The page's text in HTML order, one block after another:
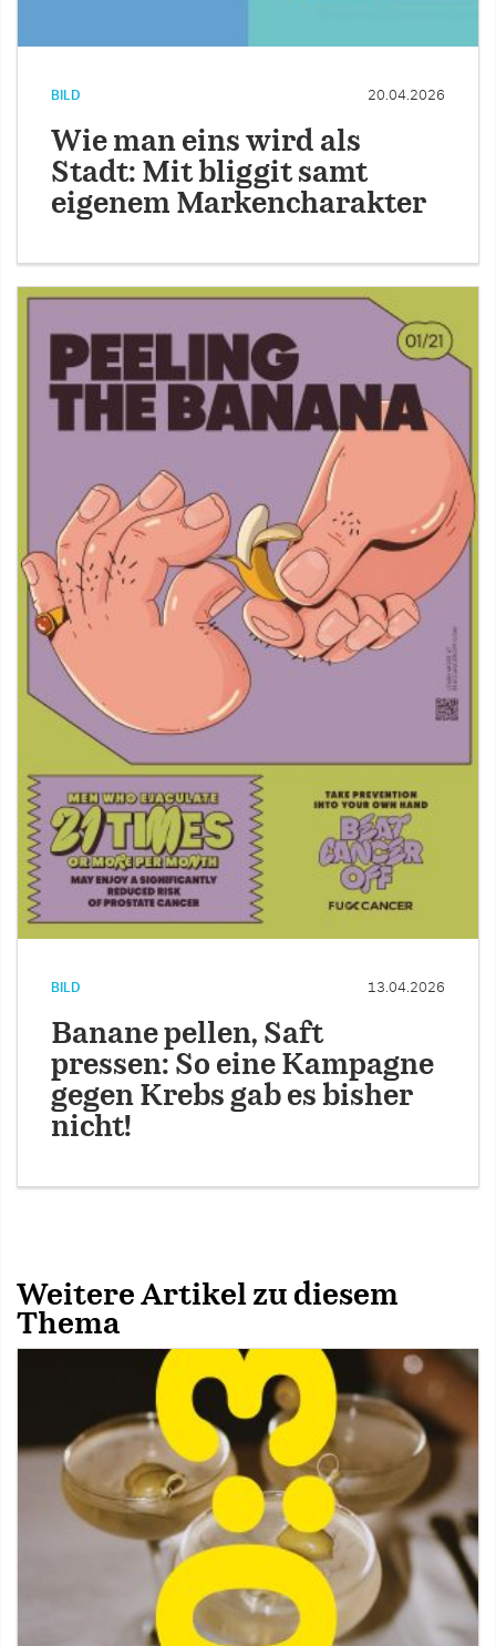
BILD 20.04.2026
Wie man eins wird als
Stadt: Mit bliggit samt
eigenem Markencharakter
BILD 13.04.2026
Banane pellen, Saft
pressen: So eine Kampagne
gegen Krebs gab es bisher
nicht!
Weitere Artikel zu diesem
Thema